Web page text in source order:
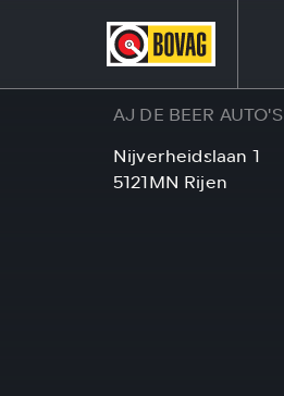
AJ DE BEER AUTO'S
Nijverheidslaan 1
5121MN Rijen